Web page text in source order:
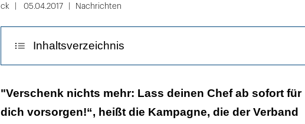
ck 05.04.2017 Nachrichten
Inhaltsverzeichnis
606 Euro Altersrente
Große Partner, großer Deal, ein Produkt
"Verschenk nichts mehr: Lass deinen Chef ab sofort für
dich vorsorgen!“, heißt die Kampagne, die der Verband